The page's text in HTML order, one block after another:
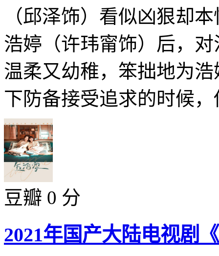
（邱泽饰）看似凶狠却
浩婷（许玮甯饰）后，
温柔又幼稚，笨拙地为
下防备接受追求的时候
豆瓣 0 分
2021年国产大陆电视剧